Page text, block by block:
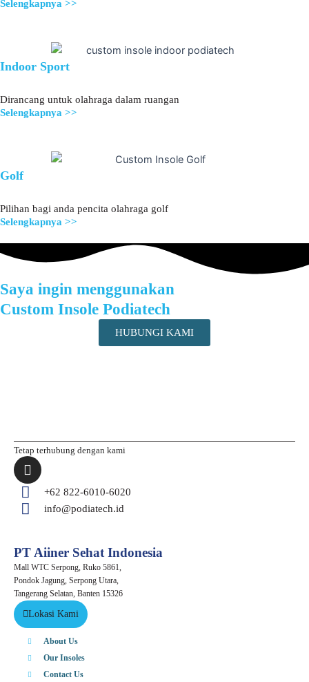
Selengkapnya >>
Indoor Sport
Dirancang untuk olahraga dalam ruangan
Selengkapnya >>
Golf
Pilihan bagi anda pencita olahraga golf
Selengkapnya >>
Saya ingin menggunakan
Custom Insole Podiatech
HUBUNGI KAMI
Tetap terhubung dengan kami
I
n
s
t
a
r
a
m
+62 822-6010-6020
info@podiatech.id
PT Aiiner Sehat Indonesia
Mall WTC Serpong, Ruko 5861,
Pondok Jagung, Serpong Utara,
Tangerang Selatan, Banten 15326
Lokasi Kami
About Us
Our Insoles
Contact Us